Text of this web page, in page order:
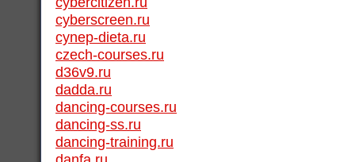
cyberscreen.ru
cynep-dieta.ru
czech-courses.ru
d36v9.ru
dadda.ru
dancing-courses.ru
dancing-ss.ru
dancing-training.ru